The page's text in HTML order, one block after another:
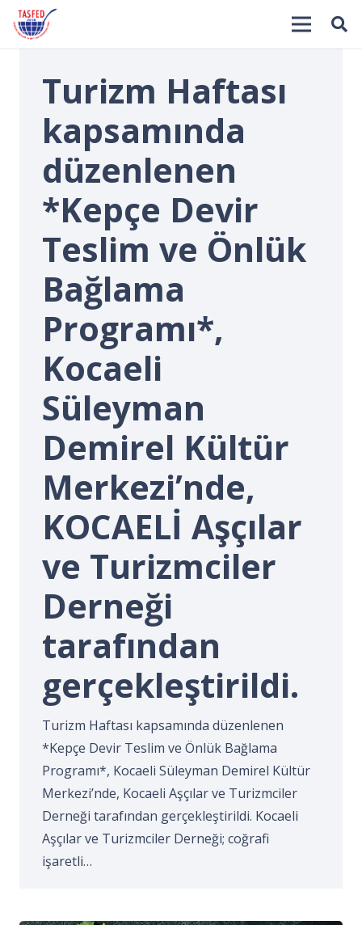
Turizm Haftası
kapsamında
düzenlenen
*Kepçe Devir
Teslim ve Önlük
Bağlama
Programı*,
Kocaeli
Süleyman
Demirel Kültür
Merkezi’nde,
KOCAELİ Aşçılar
ve Turizmciler
Derneği
tarafından
gerçekleştirildi.
Turizm Haftası kapsamında düzenlenen
*Kepçe Devir Teslim ve Önlük Bağlama
Programı*, Kocaeli Süleyman Demirel Kültür
Merkezi’nde, Kocaeli Aşçılar ve Turizmciler
Derneği tarafından gerçekleştirildi. Kocaeli
Aşçılar ve Turizmciler Derneği; coğrafi
işaretli…